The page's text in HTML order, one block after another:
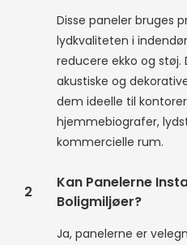
Disse paneler bruges
lydkvaliteten i
reducere ekko og støj.
akustiske og
dem ideelle til
hjemmebiografer,
kommercielle rum.
2
Kan Panelerne
Boligmiljøer?
Ja, panelerne er